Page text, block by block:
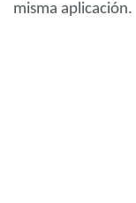
misma aplicación.